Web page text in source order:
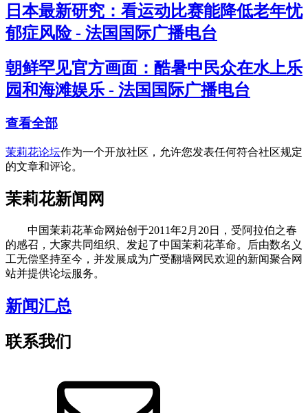
日本最新研究：看运动比赛能降低老年忧
郁症风险 - 法国国际广播电台
朝鲜罕见官方画面：酷暑中民众在水上乐
园和海滩娱乐 - 法国国际广播电台
查看全部
茉莉花论坛作为一个开放社区，允许您发表任何符合社区规定
的文章和评论。
茉莉花新闻网
中国茉莉花革命网始创于2011年2月20日，受阿拉伯之春
的感召，大家共同组织、发起了中国茉莉花革命。后由数名义
工无偿坚持至今，并发展成为广受翻墙网民欢迎的新闻聚合网
站并提供论坛服务。
新闻汇总
联系我们